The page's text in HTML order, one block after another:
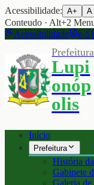
Acessibilidade: A+ A
Conteudo · Alt+2
Acessibilidade
e-
Lupi
onóp
olis
Início
Prefeitura
História
Gabinete
Galeria de